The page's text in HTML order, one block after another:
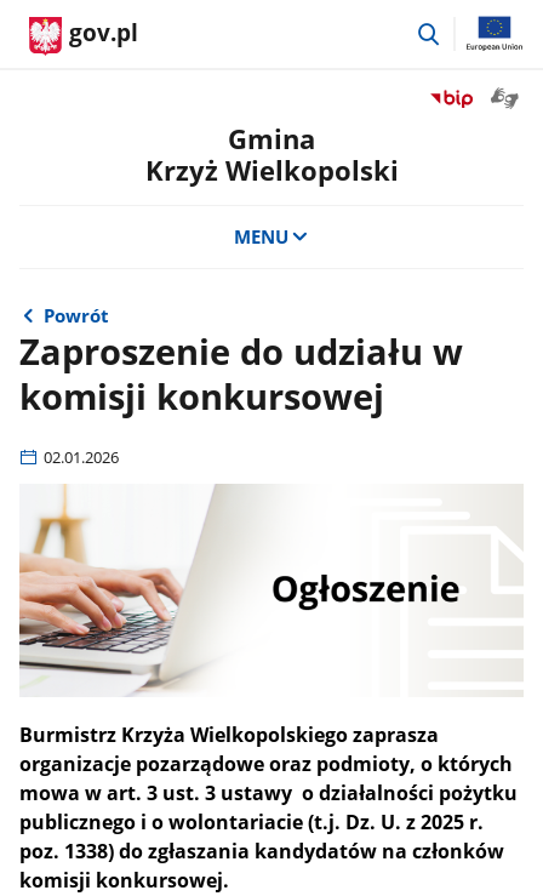
gov.pl
przejdź
Przejdź
Gmina
Krzyż Wielkopolski
MENU
Powrót
Zaproszenie do udziału w
komisji konkursowej
02.01.2026
Burmistrz Krzyża Wielkopolskiego zaprasza
organizacje pozarządowe oraz podmioty, o których
mowa w art. 3 ust. 3 ustawy o działalności pożytku
publicznego i o wolontariacie (t.j. Dz. U. z 2025 r.
poz. 1338) do zgłaszania kandydatów na członków
komisji konkursowej.